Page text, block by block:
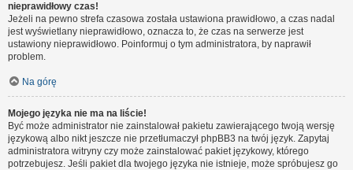
nieprawidłowy czas!
Jeżeli na pewno strefa czasowa została ustawiona prawidłowo, a czas nadal
jest wyświetlany nieprawidłowo, oznacza to, że czas na serwerze jest
ustawiony nieprawidłowo. Poinformuj o tym administratora, by naprawił
problem.
Na górę
Mojego języka nie ma na liście!
Być może administrator nie zainstalował pakietu zawierającego twoją wersję
językową albo nikt jeszcze nie przetłumaczył phpBB3 na twój język. Zapytaj
administratora witryny czy może zainstalować pakiet językowy, którego
potrzebujesz. Jeśli pakiet dla twojego języka nie istnieje, może spróbujesz go